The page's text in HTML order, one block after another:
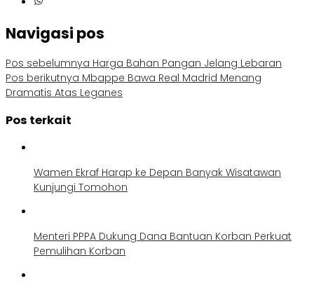
Navigasi pos
Pos sebelumnya Harga Bahan Pangan Jelang Lebaran
Pos berikutnya Mbappe Bawa Real Madrid Menang
Dramatis Atas Leganes
Pos terkait
Wamen Ekraf Harap ke Depan Banyak Wisatawan
Kunjungi Tomohon
Menteri PPPA Dukung Dana Bantuan Korban Perkuat
Pemulihan Korban